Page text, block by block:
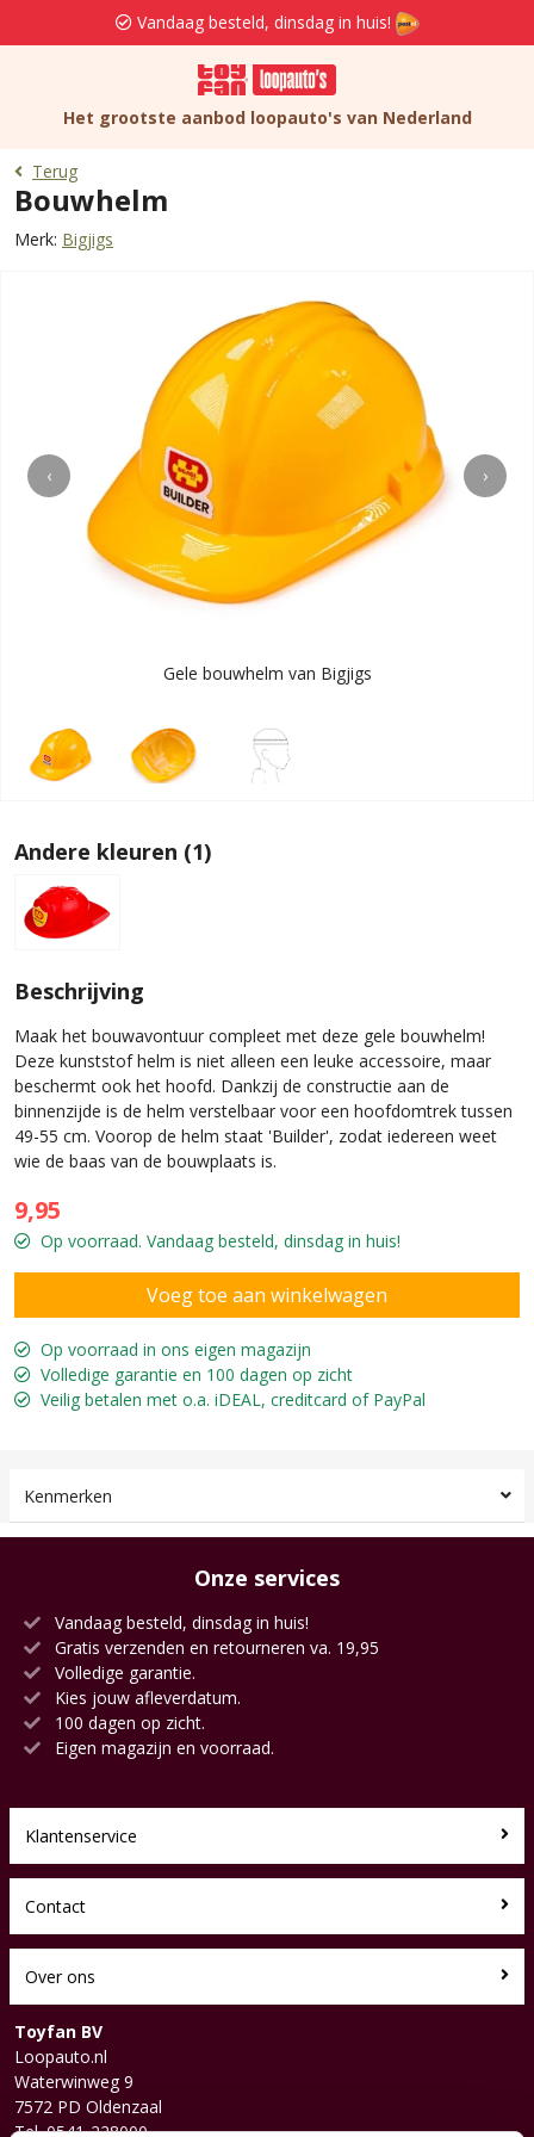
Vandaag besteld, dinsdag in huis!
Het grootste aanbod loopauto's van Nederland
Terug
Bouwhelm
Merk: Bigjigs
‹ ›
Gele bouwhelm van Bigjigs
Andere kleuren (1)
Beschrijving
Maak het bouwavontuur compleet met deze gele bouwhelm!
Deze kunststof helm is niet alleen een leuke accessoire, maar
beschermt ook het hoofd. Dankzij de constructie aan de
binnenzijde is de helm verstelbaar voor een hoofdomtrek tussen
49-55 cm. Voorop de helm staat 'Builder', zodat iedereen weet
wie de baas van de bouwplaats is.
9,95
Op voorraad. Vandaag besteld, dinsdag in huis!
Op voorraad in ons eigen magazijn
Volledige garantie en 100 dagen op zicht
Veilig betalen met o.a. iDEAL, creditcard of PayPal
Kenmerken
Onze services
Vandaag besteld, dinsdag in huis!
Gratis verzenden en retourneren va. 19,95
Volledige garantie.
Kies jouw afleverdatum.
100 dagen op zicht.
Eigen magazijn en voorraad.
Klantenservice
Contact
Over ons
Toyfan BV
Loopauto.nl
Waterwinweg 9
7572 PD Oldenzaal
Tel. 0541-228000